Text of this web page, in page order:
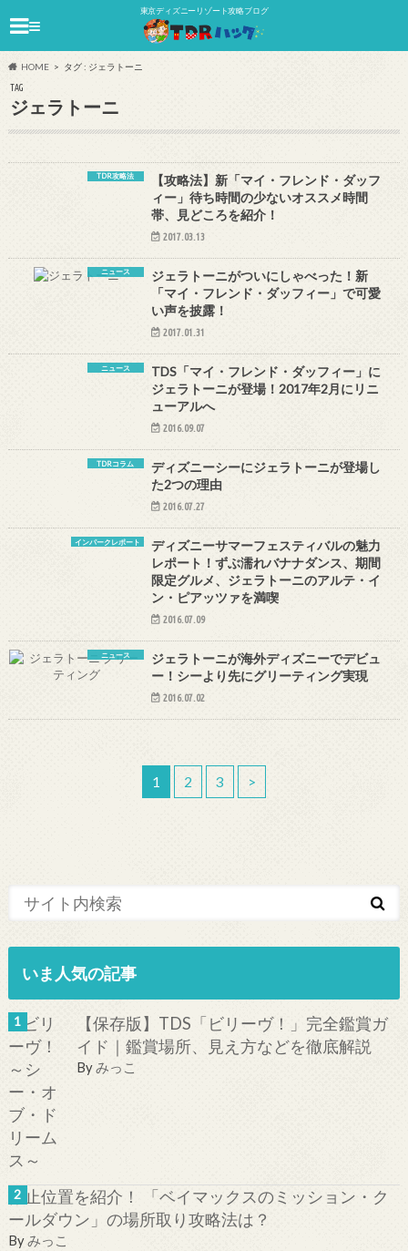
東京ディズニーリゾート攻略ブログ
≡
HOME タグ : ジェラトーニ
TAG
ジェラトーニ
TDR攻略法
【攻略法】新「マイ・フレンド・ダッフ
ィー」待ち時間の少ないオススメ時間
帯、見どころを紹介！
2017.03.13
ニュース
ジェラトーニがついにしゃべった！新
「マイ・フレンド・ダッフィー」で可愛
い声を披露！
2017.01.31
ニュース
TDS「マイ・フレンド・ダッフィー」に
ジェラトーニが登場！2017年2月にリニ
ューアルへ
2016.09.07
TDRコラム
ディズニーシーにジェラトーニが登場し
た2つの理由
2016.07.27
インパークレポート
ディズニーサマーフェスティバルの魅力
レポート！ずぶ濡れバナナダンス、期間
限定グルメ、ジェラトーニのアルテ・イ
ン・ピアッツァを満喫
2016.07.09
ニュース
ジェラトーニが海外ディズニーでデビュ
ー！シーより先にグリーティング実現
2016.07.02
1 2 3 >
いま人気の記事
【保存版】TDS「ビリーヴ！」完全鑑賞ガ
イド｜鑑賞場所、見え方などを徹底解説
Byみっこ
停止位置を紹介！ 「ベイマックスのミッション・ク
ールダウン」の場所取り攻略法は？
Byみっこ